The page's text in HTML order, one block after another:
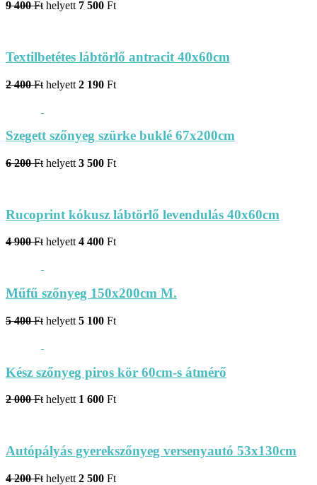
9 400 Ft helyett 7 500 Ft
Textilbetétes lábtörlő antracit 40x60cm
2 400 Ft helyett 2 190 Ft
Szegett szőnyeg szürke buklé 67x200cm
6 200 Ft helyett 3 500 Ft
Rucoprint kókusz lábtörlő levendulás 40x60cm
4 900 Ft helyett 4 400 Ft
Műfű szőnyeg 150x200cm M.
5 400 Ft helyett 5 100 Ft
Kész szőnyeg piros kör 60cm-s átmérő
2 000 Ft helyett 1 600 Ft
Autópályás gyerekszőnyeg versenyautó 53x130cm
4 200 Ft helyett 2 500 Ft